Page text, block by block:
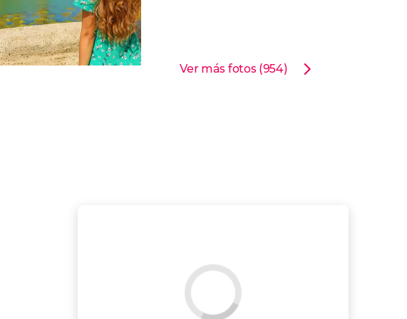
Ver más fotos (954)